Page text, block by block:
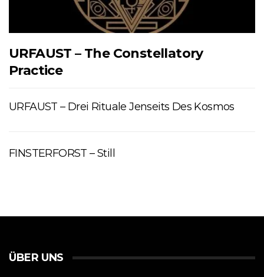
URFAUST – The Constellatory
Practice
URFAUST – Drei Rituale Jenseits Des Kosmos
FINSTERFORST – Still
ÜBER UNS